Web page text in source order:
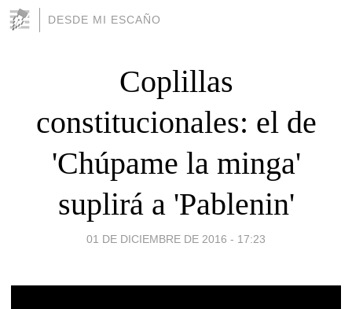
DESDE MI ESCAÑO
Coplillas
constitucionales: el de
'Chúpame la minga'
suplirá a 'Pablenin'
01 DE DICIEMBRE DE 2016 - 17:23